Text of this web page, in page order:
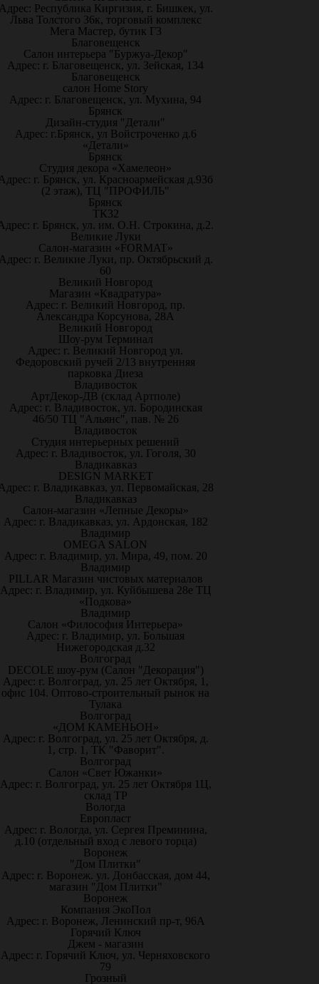
Республика Киргизия, г. Бишкек, ул.
Льва Толстого 36к, торговый комплекс
Мега Мастер, бутик Г3
Благовещенск
Салон интерьера "Буржуа-Декор"
Адрес: г. Благовещенск, ул. Зейская, 134
Благовещенск
салон Home Story
Адрес: г. Благовещенск, ул. Мухина, 94
Брянск
Дизайн-студия "Детали"
Адрес: г.Брянск, ул Войстроченко д.6
«Детали»
Брянск
Студия декора «Хамелеон»
г. Брянск, ул. Красноармейская д.93б
(2 этаж), ТЦ "ПРОФИЛЬ"
Брянск
ТК32
г. Брянск, ул. им. О.Н. Строкина, д.2.
Великие Луки
Салон-магазин «FORMAT»
г. Великие Луки, пр. Октябрьский д.
60
Великий Новгород
Магазин «Квадратура»
Адрес: г. Великий Новгород, пр.
Александра Корсунова, 28А
Великий Новгород
Шоу-рум Терминал
Адрес: г. Великий Новгород ул.
Федоровский ручей 2/13 внутренняя
парковка Диеза
Владивосток
АртДекор-ДВ (склад Артполе)
Адрес: г. Владивосток, ул. Бородинская
46/50 ТЦ "Альянс", пав. № 26
Владивосток
Студия интерьерных решений
Адрес: г. Владивосток, ул. Гоголя, 30
Владикавказ
DESIGN MARKET
г. Владикавказ, ул. Первомайская, 28
Владикавказ
Салон-магазин «Лепные Декоры»
Адрес: г. Владикавказ, ул. Ардонская, 182
Владимир
OMEGA SALON
Адрес: г. Владимир, ул. Мира, 49, пом. 20
Владимир
PILLAR Магазин чистовых материалов
Адрес: г. Владимир, ул. Куйбышева 28е ТЦ
«Подкова»
Владимир
Салон «Философия Интерьера»
Адрес: г. Владимир, ул. Большая
Нижегородская д.32
Волгоград
DECOLE шоу-рум (Салон "Декорация")
Адрес: г. Волгоград, ул. 25 лет Октября, 1,
офис 104. Оптово-строительный рынок на
Тулака
Волгоград
«ДОМ КАМЕНЬОН»
Адрес: г. Волгоград, ул. 25 лет Октября, д.
1, стр. 1, ТК "Фаворит".
Волгоград
Салон «Свет Южанки»
Адрес: г. Волгоград, ул. 25 лет Октября 1Ц,
склад ТР
Вологда
Европласт
Адрес: г. Вологда, ул. Сергея Преминина,
д.10 (отдельный вход с левого торца)
Воронеж
"Дом Плитки"
Адрес: г. Воронеж. ул. Донбасская, дом 44,
магазин "Дом Плитки"
Воронеж
Компания ЭкоПол
Адрес: г. Воронеж, Ленинский пр-т, 96А
Горячий Ключ
Джем - магазин
Адрес: г. Горячий Ключ, ул. Черняховского
79
Грозный